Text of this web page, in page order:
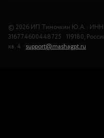
© 2026 ИП Тимочкин Ю.А. · ИНН
316774600448725 · 119180,
кв. 4 · support@mashagpt.ru